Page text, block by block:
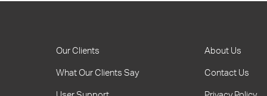
Our Clients
What Our Clients Say
About Us
Contact Us